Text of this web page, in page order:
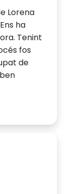
Lorena
ha
Tenint
fos
de